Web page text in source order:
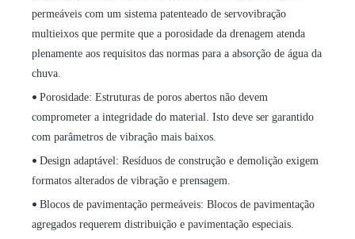
permeáveis ​​com um sistema patenteado de servovibração
multieixos que permite que a porosidade da drenagem atenda
plenamente aos requisitos das normas para a absorção de água da
chuva.
• Porosidade: Estruturas de poros abertos não devem
comprometer a integridade do material. Isto deve ser garantido
com parâmetros de vibração mais baixos.
• Design adaptável: Resíduos de construção e demolição exigem
formatos alterados de vibração e prensagem.
• Blocos de pavimentação permeáveis: Blocos de pavimentação
agregados requerem distribuição e pavimentação especiais.